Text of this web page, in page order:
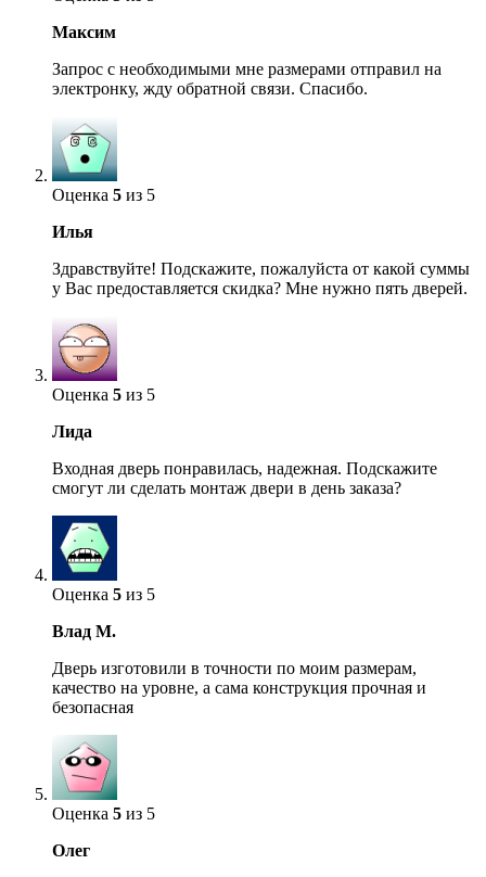
Максим
Запрос с необходимыми мне размерами отправил на
электронку, жду обратной связи. Спасибо.
Оценка 5 из 5
Илья
Здравствуйте! Подскажите, пожалуйста от какой суммы
у Вас предоставляется скидка? Мне нужно пять дверей.
Оценка 5 из 5
Лида
Входная дверь понравилась, надежная. Подскажите
смогут ли сделать монтаж двери в день заказа?
Оценка 5 из 5
Влад М.
Дверь изготовили в точности по моим размерам,
качество на уровне, а сама конструкция прочная и
безопасная
Оценка 5 из 5
Олег